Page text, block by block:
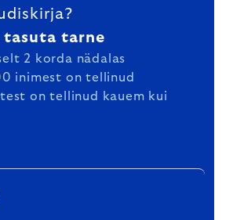
tasuta tarne
2 korda nädalas
inimest on tellinud
on tellinud kauem kui